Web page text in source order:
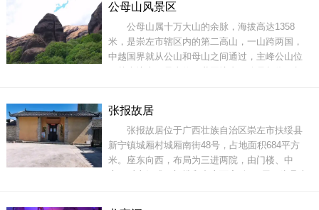
人心的视觉体验，惊险刺激的冒险历程，这里将
为您完整呈现。同时，优美的环境、舒适的客
房、宾至如
公母山风景区
公母山属十万大山的余脉，海拔高达1358
米，是崇左市辖区内的第二高山，一山跨两国，
中越国界就从公山和母山之间通过，主峰公山位
始森林，山的北面则有成片的草地，除此之外还
有成片的竹林。山脚下，一条蜿蜿蜒蜒的山路，
如蛇般盘踞山脚，竟有
张报故居
张报故居位于广西壮族自治区崇左市扶绥县
新宁镇城厢村城厢南街48号，占地面积684平方
米。座东向西，布局为三进两院，由门楼、中